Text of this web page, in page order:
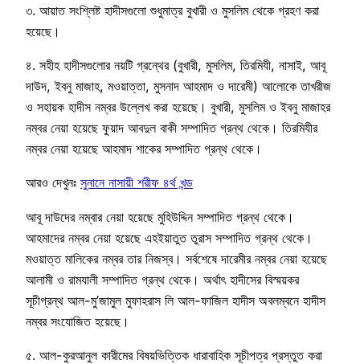
৩. আয়াত সংশ্লিষ্ট হাদীসগুলো শুধুমাত্র বুখারী ও মুসলিম থেকে গ্রহণ করা
হয়েছে।
৪. সহীহ হাদীসগুলোর নয়টি গ্রন্থের (বুখারী, মুসলিম, তিরমিযী, নাসাই, আবূ
দাউদ, ইবনু মাজাহ, মওয়াত্তা, মুসনাদ আহমাদ ও দারেমী) আলোকে তাখরীজ
ও সহায়ক হাদীস নম্বর উল্লেখ করা হয়েছে। বুখারী, মুসলিম ও ইবনু মাজাহর
নম্বর নেয়া হয়েছে ফুয়াদ আবদুল বাকী সম্পাদিত গ্রন্থ থেকে। তিরমিযীর
নম্বর নেয়া হয়েছে আহমাদ শাকের সম্পাদিত গ্রন্থ থেকে।
আরও দেখুনঃ সুনানে নাসায়ী শরীফ ৪র্থ খন্ড
আবূ দাউদের নম্বার নেয়া হয়েছে মুহিউদ্দিন সম্পাদিত গ্রন্থ থেকে।
আহমাদের নম্বর নেয়া হয়েছে এহইয়াতুত তুরাস সম্পাদিত গ্রন্থ থেকে।
মওয়াত্ত মালিকের নম্বর তার নিজস্ব। সর্বশেষে দারেমীর নম্বর নেয়া হয়েছে
আলামী ও রামযালী সম্পাদিত গ্রন্থ থেকে। অর্থাৎ হাদীসের বিস্ময়কর
সূচীগ্রন্থ আল-মু’জামুল মুফাহরাস লি আল-ফাজিল হাদীস অবলম্বনে হাদীস
নম্বর সংযোজিত হয়েছে।
৫. আল-কুরআনুল কারীমের বিষয়ভিত্তিক ধারাবাহিক সূচীপত্র প্রস্তুত করা